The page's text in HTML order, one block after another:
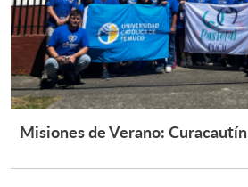
Misiones de Verano: Curacautín